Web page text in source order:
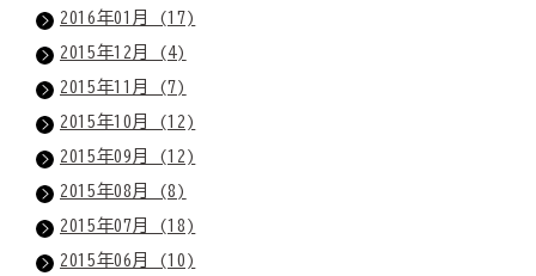
2016年01月 (17)
2015年12月 (4)
2015年11月 (7)
2015年10月 (12)
2015年09月 (12)
2015年08月 (8)
2015年07月 (18)
2015年06月 (10)